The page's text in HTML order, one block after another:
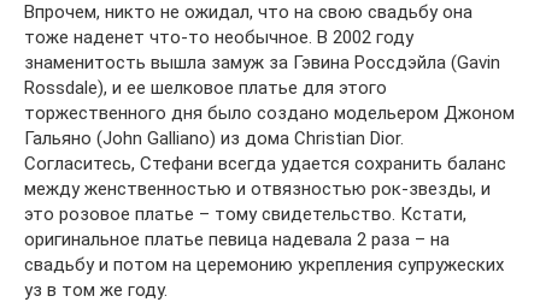
Впрочем, никто не ожидал, что на свою свадьбу она
тоже наденет что-то необычное. В 2002 году
знаменитость вышла замуж за Гэвина Россдэйла (Gavin
Rossdale), и ее шелковое платье для этого
торжественного дня было создано модельером Джоном
Гальяно (John Galliano) из дома Christian Dior.
Согласитесь, Стефани всегда удается сохранить баланс
между женственностью и отвязностью рок-звезды, и
это розовое платье – тому свидетельство. Кстати,
оригинальное платье певица надевала 2 раза – на
свадьбу и потом на церемонию укрепления супружеских
уз в том же году.